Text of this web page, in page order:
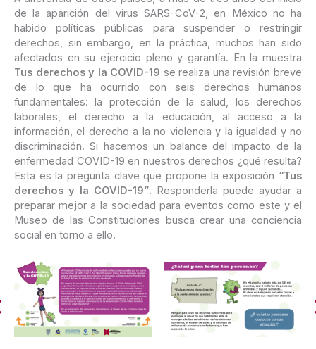
de la aparición del virus SARS-CoV-2, en México no ha
habido políticas públicas para suspender o restringir
derechos, sin embargo, en la práctica, muchos han sido
afectados en su ejercicio pleno y garantía. En la muestra
Tus derechos y la COVID-19 se realiza una revisión breve
de lo que ha ocurrido con seis derechos humanos
fundamentales: la protección de la salud, los derechos
laborales, el derecho a la educación, al acceso a la
información, el derecho a la no violencia y la igualdad y no
discriminación. Si hacemos un balance del impacto de la
enfermedad COVID-19 en nuestros derechos ¿qué resulta?
Esta es la pregunta clave que propone la exposición “Tus
derechos y la COVID-19”. Responderla puede ayudar a
preparar mejor a la sociedad para eventos como este y el
Museo de las Constituciones busca crear una conciencia
social en torno a ello.